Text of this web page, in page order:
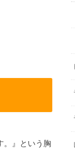
。』という胸